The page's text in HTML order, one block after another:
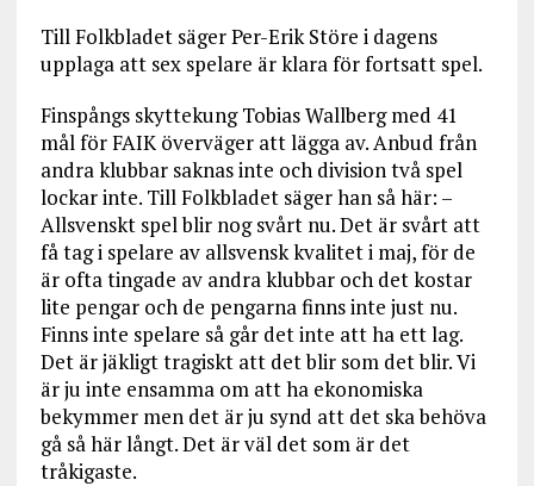
Till Folkbladet säger Per-Erik Störe i dagens
upplaga att sex spelare är klara för fortsatt spel.
Finspångs skyttekung Tobias Wallberg med 41
mål för FAIK överväger att lägga av. Anbud från
andra klubbar saknas inte och division två spel
lockar inte. Till Folkbladet säger han så här: –
Allsvenskt spel blir nog svårt nu. Det är svårt att
få tag i spelare av allsvensk kvalitet i maj, för de
är ofta tingade av andra klubbar och det kostar
lite pengar och de pengarna finns inte just nu.
Finns inte spelare så går det inte att ha ett lag.
Det är jäkligt tragiskt att det blir som det blir. Vi
är ju inte ensamma om att ha ekonomiska
bekymmer men det är ju synd att det ska behöva
gå så här långt. Det är väl det som är det
tråkigaste.